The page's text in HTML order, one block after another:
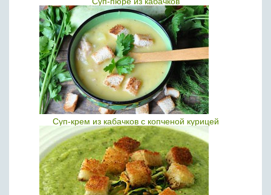
Суп-крем из кабачков с копченой курицей